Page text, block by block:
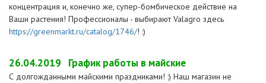
концентрация и, конечно же, супер-бомбическое действие на
Ваши растения! Профессионалы - выбирают Valagro здесь
https://greenmarkt.ru/catalog/1746/! :)
26.04.2019 График работы в майские
С долгожданными майскими праздниками! :) Наш магазин не